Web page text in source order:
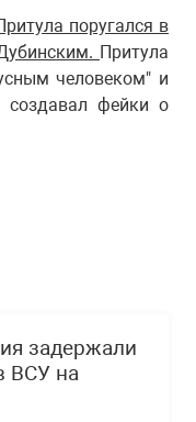
поругался в
Притула
человеком" и
создавал фейки о
задержали
ВСУ на